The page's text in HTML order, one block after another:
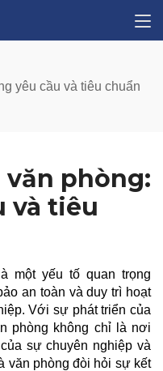
yêu cầu và tiêu chuẩn
văn phòng:
và tiêu
một yếu tố quan trọng
an toàn và duy trì hoạt
Với sự phát triển của
phòng không chỉ là nơi
sự chuyên nghiệp và
văn phòng đòi hỏi sự kết